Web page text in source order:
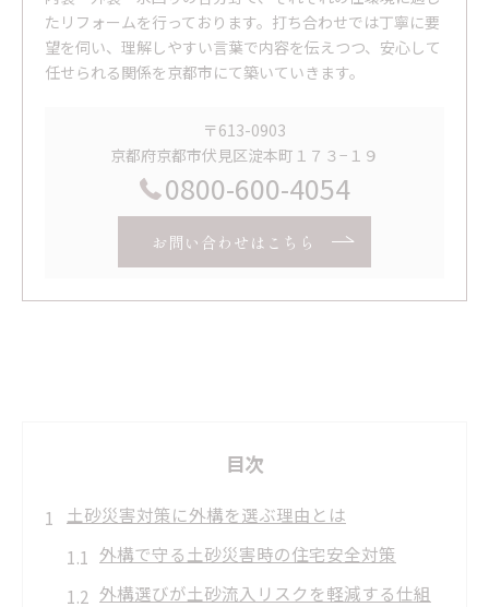
たリフォームを行っております。打ち合わせでは丁寧に要
望を伺い、理解しやすい言葉で内容を伝えつつ、安心して
任せられる関係を京都市にて築いていきます。
〒613-0903
京都府京都市伏見区淀本町１７３−１９
0800-600-4054
お問い合わせはこちら
目次
土砂災害対策に外構を選ぶ理由とは
外構で守る土砂災害時の住宅安全対策
外構選びが土砂流入リスクを軽減する仕組